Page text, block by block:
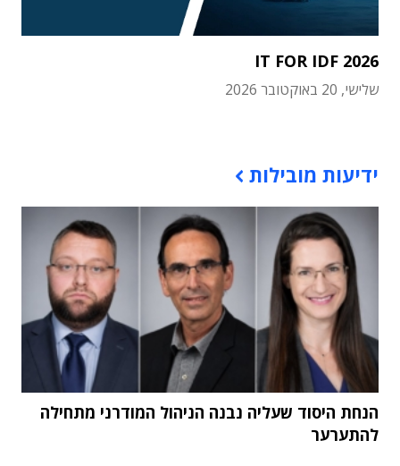
IT FOR IDF 2026
שלישי, 20 באוקטובר 2026
ידיעות מובילות
הנחת היסוד שעליה נבנה הניהול המודרני מתחילה
להתערער